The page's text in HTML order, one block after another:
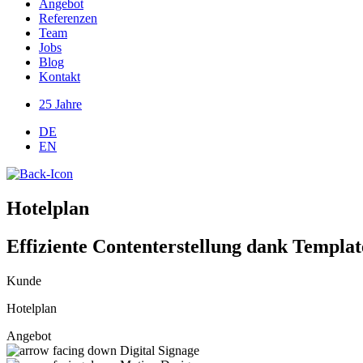
Angebot
Referenzen
Team
Jobs
Blog
Kontakt
25 Jahre
DE
EN
Hotelplan
Effiziente Contenterstellung dank
Kunde
Hotelplan
Angebot
Digital Signage